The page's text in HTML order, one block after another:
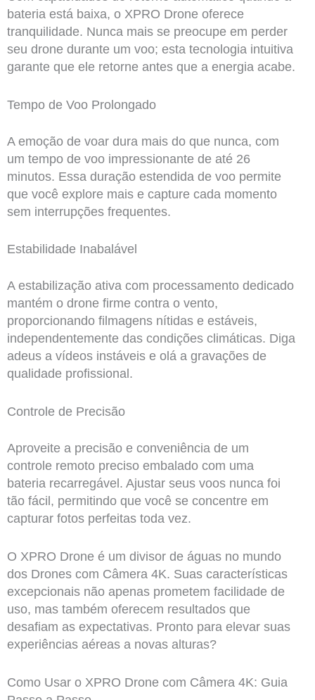
bateria está baixa, o XPRO Drone oferece
tranquilidade. Nunca mais se preocupe em perder
seu drone durante um voo; esta tecnologia intuitiva
garante que ele retorne antes que a energia acabe.
Tempo de Voo Prolongado
A emoção de voar dura mais do que nunca, com
um tempo de voo impressionante de até 26
minutos. Essa duração estendida de voo permite
que você explore mais e capture cada momento
sem interrupções frequentes.
Estabilidade Inabalável
A estabilização ativa com processamento dedicado
mantém o drone firme contra o vento,
proporcionando filmagens nítidas e estáveis,
independentemente das condições climáticas. Diga
adeus a vídeos instáveis e olá a gravações de
qualidade profissional.
Controle de Precisão
Aproveite a precisão e conveniência de um
controle remoto preciso embalado com uma
bateria recarregável. Ajustar seus voos nunca foi
tão fácil, permitindo que você se concentre em
capturar fotos perfeitas toda vez.
O XPRO Drone é um divisor de águas no mundo
dos Drones com Câmera 4K. Suas características
excepcionais não apenas prometem facilidade de
uso, mas também oferecem resultados que
desafiam as expectativas. Pronto para elevar suas
experiências aéreas a novas alturas?
Como Usar o XPRO Drone com Câmera 4K: Guia